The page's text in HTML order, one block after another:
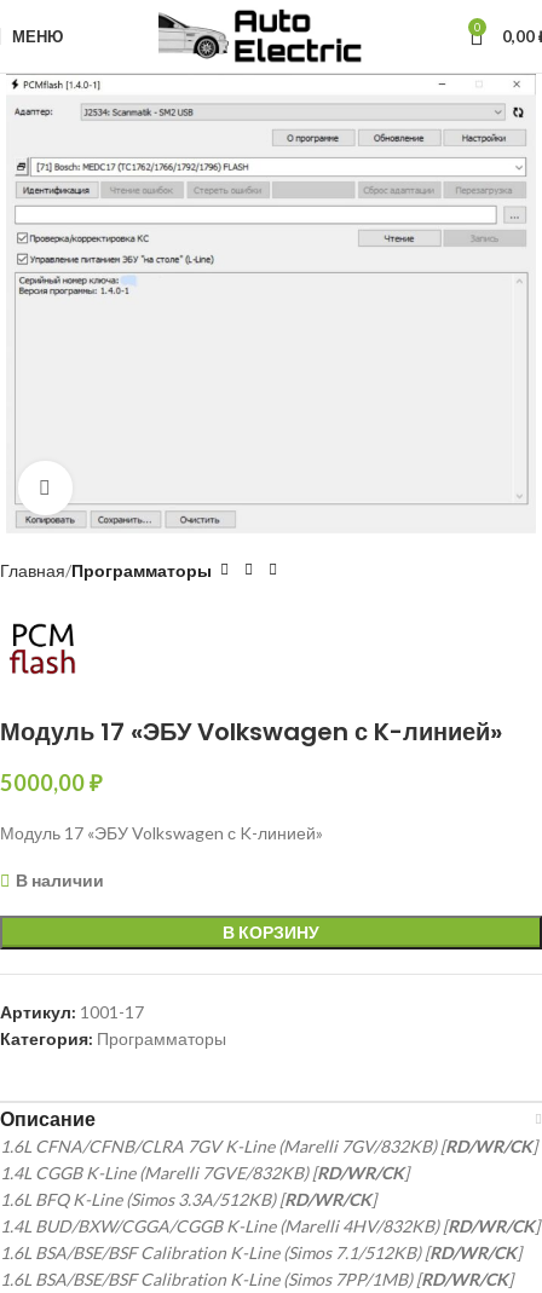
МЕНЮ 0 0,00
Главная Программаторы
Модуль 17 «ЭБУ Volkswagen с K-линией»
5000,00₽
Модуль 17 «ЭБУ Volkswagen с K-линией»
В наличии
В КОРЗИНУ
Артикул: 1001-17
Категория: Программаторы
Описание
1.6L CFNA/CFNB/CLRA 7GV K-Line (Marelli 7GV/832KB) [RD/WR/CK]
1.4L CGGB K-Line (Marelli 7GVE/832KB) [RD/WR/CK]
1.6L BFQ K-Line (Simos 3.3A/512KB) [RD/WR/CK]
1.4L BUD/BXW/CGGA/CGGB K-Line (Marelli 4HV/832KB) [RD/WR/CK]
1.6L BSA/BSE/BSF Calibration K-Line (Simos 7.1/512KB) [RD/WR/CK]
1.6L BSA/BSE/BSF Calibration K-Line (Simos 7PP/1MB) [RD/WR/CK]